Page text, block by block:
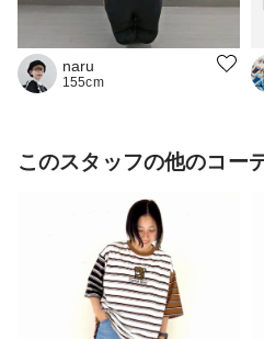
naru
155cm
このスタッフの他のコー